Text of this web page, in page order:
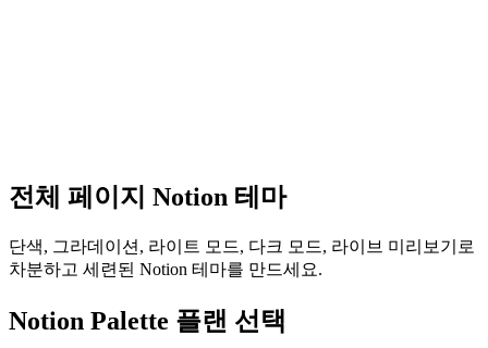
전체 페이지 Notion 테마
단색, 그라데이션, 라이트 모드, 다크 모드, 라이브 미리보기로
차분하고 세련된 Notion 테마를 만드세요.
Notion Palette 플랜 선택